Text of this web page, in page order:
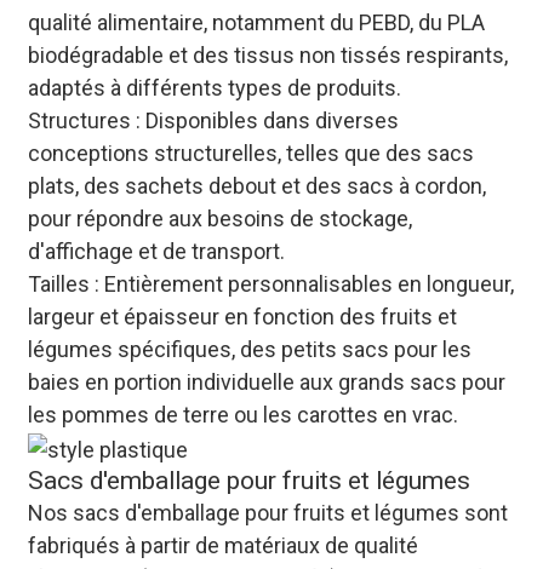
qualité alimentaire, notamment du PEBD, du PLA
biodégradable et des tissus non tissés respirants,
adaptés à différents types de produits.
Structures : Disponibles dans diverses
conceptions structurelles, telles que des sacs
plats, des sachets debout et des sacs à cordon,
pour répondre aux besoins de stockage,
d'affichage et de transport.
Tailles : Entièrement personnalisables en longueur,
largeur et épaisseur en fonction des fruits et
légumes spécifiques, des petits sacs pour les
baies en portion individuelle aux grands sacs pour
les pommes de terre ou les carottes en vrac.
Sacs d'emballage pour fruits et légumes
Nos sacs d'emballage pour fruits et légumes sont
fabriqués à partir de matériaux de qualité